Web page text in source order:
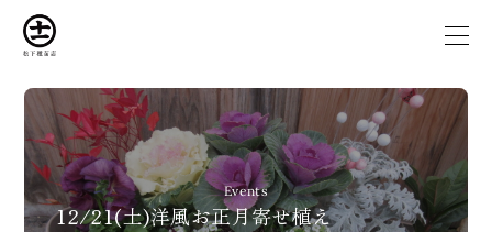
私たちについて
事業内容
Events
12/21(土)洋風お正月寄せ植え